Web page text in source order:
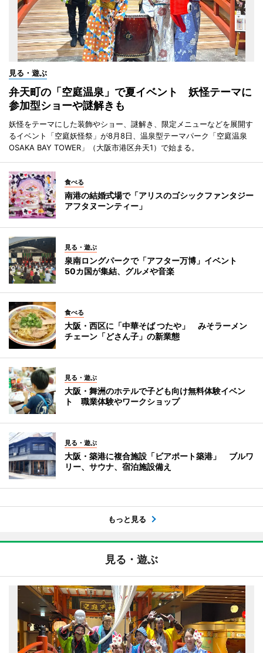
見る・遊ぶ
弁天町の「空庭温泉」で夏イベント 妖怪テーマに
参加型ショーや謎解きも
妖怪をテーマにした装飾やショー、謎解き、限定メニューなどを展開す
るイベント「空庭妖怪祭」が8月8日、温泉型テーマパーク「空庭温泉
OSAKA BAY TOWER」（大阪市港区弁天1）で始まる。
食べる
南港の結婚式場で「アリスのゴシックファンタジー
アフタヌーンティー」
見る・遊ぶ
泉南ロングパークで「アフター万博」イベント
50カ国が集結、グルメや音楽
食べる
大阪・西区に「中華そば つたや」 みそラーメン
チェーン「どさん子」の新業態
見る・遊ぶ
大阪・舞洲のホテルで子ども向け無料体験イベン
ト 職業体験やワークショップ
見る・遊ぶ
大阪・築港に複合施設「ビアポート築港」 ブルワ
リー、サウナ、宿泊施設備え
もっと見る
見る・遊ぶ